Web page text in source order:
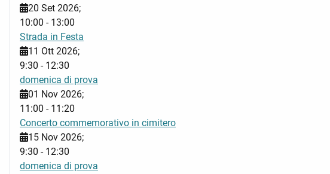
20 Set 2026;
10:00 - 13:00
Strada in Festa
11 Ott 2026;
9:30 - 12:30
domenica di prova
01 Nov 2026;
11:00 - 11:20
Concerto commemorativo in cimitero
15 Nov 2026;
9:30 - 12:30
domenica di prova